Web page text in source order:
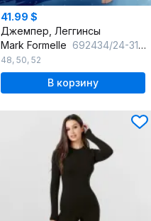
41.99 $
Джемпер, Леггинсы
Mark Formelle 692434/24-31383Ц-2 черный
48, 50, 52
В корзину